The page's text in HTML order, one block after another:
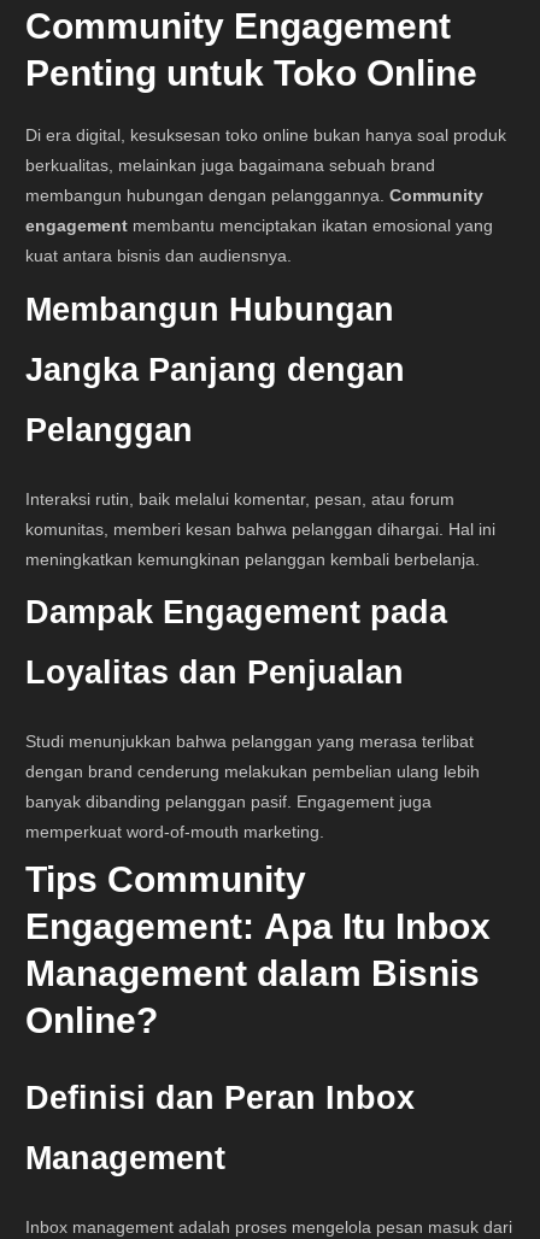
Community Engagement
Penting untuk Toko Online
Di era digital, kesuksesan toko online bukan hanya soal produk
berkualitas, melainkan juga bagaimana sebuah brand
membangun hubungan dengan pelanggannya.Community
engagement membantu menciptakan ikatan emosional yang
kuat antara bisnis dan audiensnya.
Membangun Hubungan
Jangka Panjang dengan
Pelanggan
Interaksi rutin, baik melalui komentar, pesan, atau forum
komunitas, memberi kesan bahwa pelanggan dihargai. Hal ini
meningkatkan kemungkinan pelanggan kembali berbelanja.
Dampak Engagement pada
Loyalitas dan Penjualan
Studi menunjukkan bahwa pelanggan yang merasa terlibat
dengan brand cenderung melakukan pembelian ulang lebih
banyak dibanding pelanggan pasif. Engagement juga
memperkuat word-of-mouth marketing.
Tips Community
Engagement: Apa Itu Inbox
Management dalam Bisnis
Online?
Definisi dan Peran Inbox
Management
Inbox management adalah proses mengelola pesan masuk dari